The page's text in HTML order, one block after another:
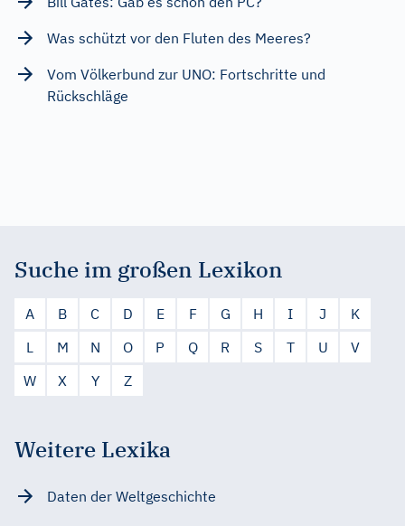
Was schützt vor den Fluten des Meeres?
Vom Völkerbund zur UNO: Fortschritte und
Rückschläge
Suche im großen Lexikon
A B C D E F G H I J
K
L
M N O P Q R S T U
V
W
X Y Z
Weitere Lexika
Daten der Weltgeschichte